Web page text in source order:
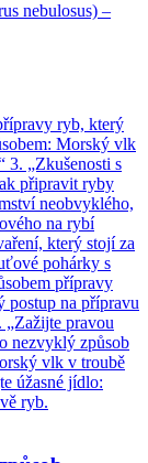
nebulosus) –